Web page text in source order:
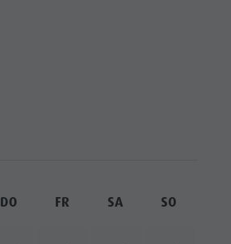
DO FR SA SO